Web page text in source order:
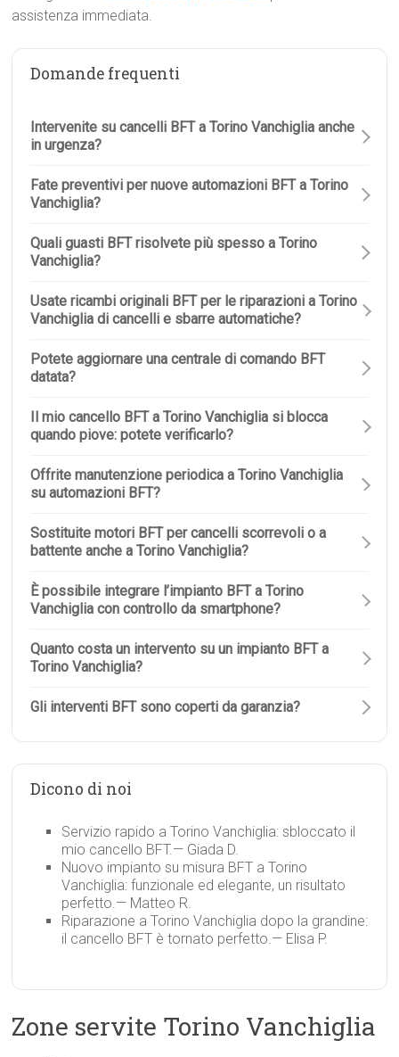
assistenza immediata.
Domande frequenti
Intervenite su cancelli BFT a Torino Vanchiglia anche
in urgenza?
Fate preventivi per nuove automazioni BFT a Torino
Vanchiglia?
Quali guasti BFT risolvete più spesso a Torino
Vanchiglia?
Usate ricambi originali BFT per le riparazioni a Torino
Vanchiglia di cancelli e sbarre automatiche?
Potete aggiornare una centrale di comando BFT
datata?
Il mio cancello BFT a Torino Vanchiglia si blocca
quando piove: potete verificarlo?
Offrite manutenzione periodica a Torino Vanchiglia
su automazioni BFT?
Sostituite motori BFT per cancelli scorrevoli o a
battente anche a Torino Vanchiglia?
È possibile integrare l’impianto BFT a Torino
Vanchiglia con controllo da smartphone?
Quanto costa un intervento su un impianto BFT a
Torino Vanchiglia?
Gli interventi BFT sono coperti da garanzia?
Dicono di noi
Servizio rapido a Torino Vanchiglia: sbloccato il
mio cancello BFT.— Giada D.
Nuovo impianto su misura BFT a Torino
Vanchiglia: funzionale ed elegante, un risultato
perfetto.— Matteo R.
Riparazione a Torino Vanchiglia dopo la grandine:
il cancello BFT è tornato perfetto.— Elisa P.
Zone servite Torino Vanchiglia